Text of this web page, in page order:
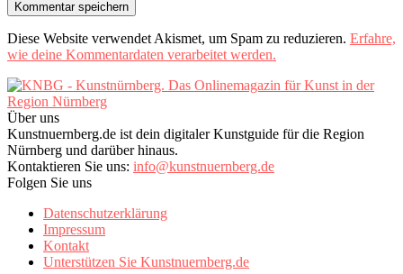
Diese Website verwendet Akismet, um Spam zu reduzieren. Erfahre,
wie deine Kommentardaten verarbeitet werden.
Über uns
Kunstnuernberg.de ist dein digitaler Kunstguide für die Region
Nürnberg und darüber hinaus.
Kontaktieren Sie uns: info@kunstnuernberg.de
Folgen Sie uns
Datenschutzerklärung
Impressum
Kontakt
Unterstützen Sie Kunstnuernberg.de